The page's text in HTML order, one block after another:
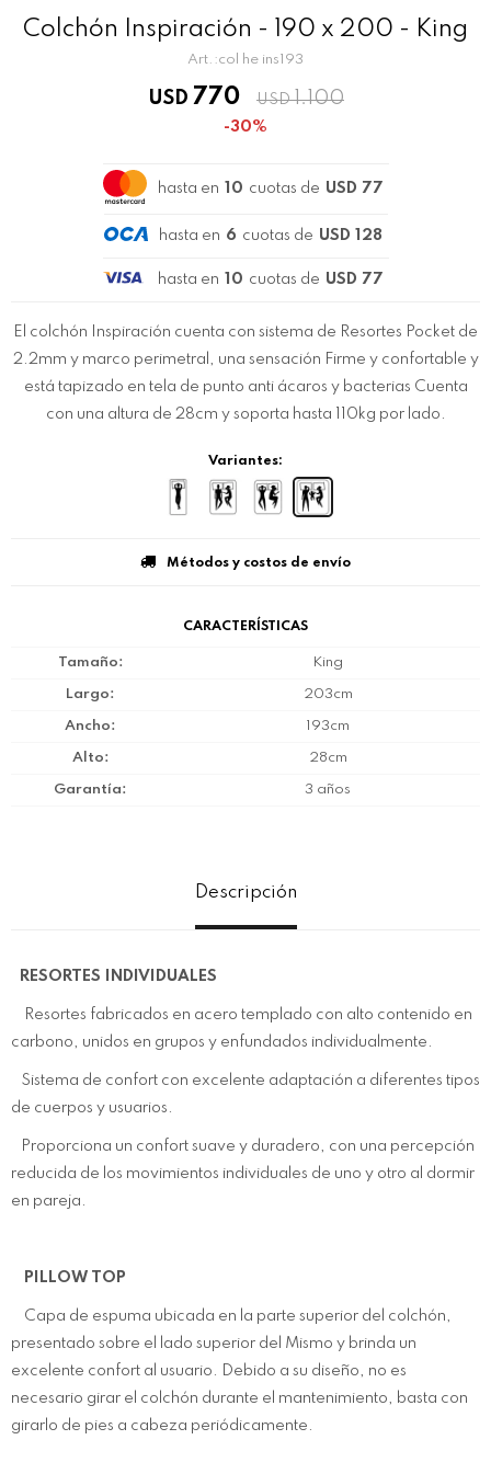
Colchón Inspiración - 190 x 200 - King
col he ins193
USD 770 USD 1.100
30
hasta en 10 cuotas de USD 77
hasta en 6 cuotas de USD 128
hasta en 10 cuotas de USD 77
El colchón Inspiración cuenta con sistema de Resortes Pocket de
2.2mm y marco perimetral, una sensación Firme y confortable y
está tapizado en tela de punto anti ácaros y bacterias Cuenta
con una altura de 28cm y soporta hasta 110kg por lado.
Variantes:
Métodos y costos de envío
CARACTERÍSTICAS
Tamaño King
Largo 203cm
Ancho 193cm
Alto 28cm
Garantía 3 años
Descripción
RESORTES INDIVIDUALES
Resortes fabricados en acero templado con alto contenido en
carbono, unidos en grupos y enfundados individualmente.
Sistema de confort con excelente adaptación a diferentes tipos
de cuerpos y usuarios.
Proporciona un confort suave y duradero, con una percepción
reducida de los movimientos individuales de uno y otro al dormir
en pareja.
PILLOW TOP
Capa de espuma ubicada en la parte superior del colchón,
presentado sobre el lado superior del Mismo y brinda un
excelente confort al usuario. Debido a su diseño, no es
necesario girar el colchón durante el mantenimiento, basta con
girarlo de pies a cabeza periódicamente.